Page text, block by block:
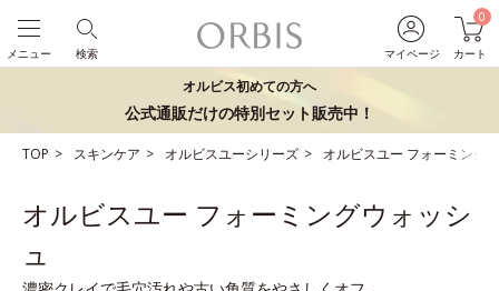
マイページ
0
カート
検索
メニュー
オルビス初めての方へ
公式通販だけの特別セット販売中！
TOP スキンケア オルビスユーシリーズ オルビスユー フォーミング
オルビスユー フォーミングウォッシ
ュ